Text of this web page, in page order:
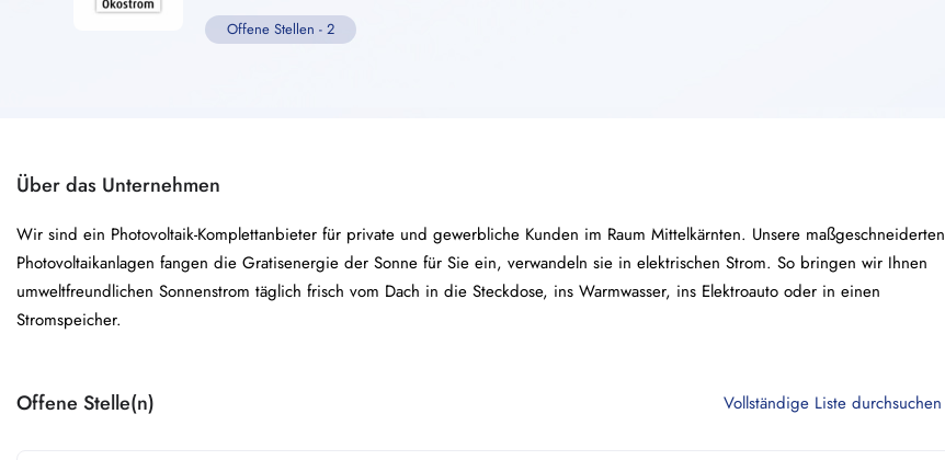
Offene Stellen - 2
Über das Unternehmen
Wir sind ein Photovoltaik-Komplettanbieter für private und gewerbliche Kunden im Raum Mittelkärnten. Unsere maßgeschneiderten
Photovoltaikanlagen fangen die Gratisenergie der Sonne für Sie ein, verwandeln sie in elektrischen Strom. So bringen wir Ihnen
umweltfreundlichen Sonnenstrom täglich frisch vom Dach in die Steckdose, ins Warmwasser, ins Elektroauto oder in einen
Stromspeicher.
Offene Stelle(n) Vollständige Liste durchsuchen